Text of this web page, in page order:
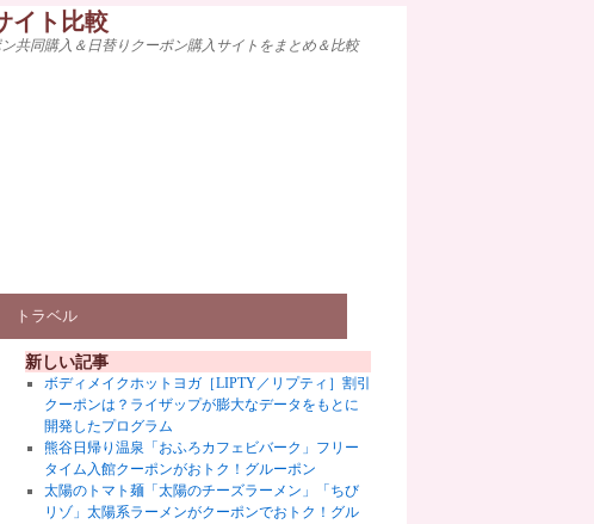
イト比較
共同購入＆日替りクーポン購入サイトをまとめ＆比較
トラベル
新しい記事
ボディメイクホットヨガ［LIPTY／リプティ］割引
クーポンは？ライザップが膨大なデータをもとに
開発したプログラム
熊谷日帰り温泉「おふろカフェビバーク」フリー
タイム入館クーポンがおトク！グルーポン
太陽のトマト麺「太陽のチーズラーメン」「ちび
リゾ」太陽系ラーメンがクーポンでおトク！グル